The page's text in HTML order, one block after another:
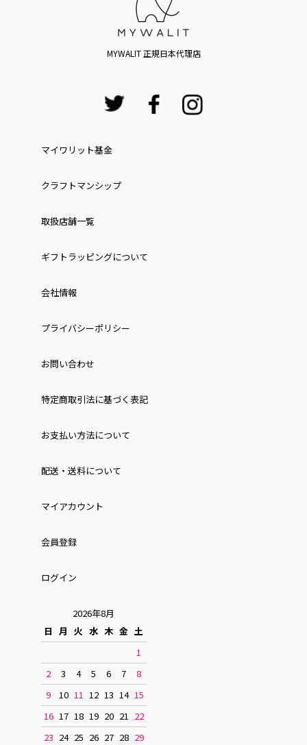
MYWALIT 正規日本代理店
マイワリット基金
クラフトマンシップ
取扱店舗一覧
ギフトラッピングについて
会社情報
プライバシーポリシー
お問い合わせ
特定商取引法に基づく表記
お⽀払い⽅法について
配送・送料について
マイアカウント
会員登録
ログイン
2026年8月
日
月 火 水 木 金 土
1
2
3 4 5 6 7
8
9
10 11 12 13 14 15
16 17 18 19 20 21
22
23 24 25 26 27 28 29